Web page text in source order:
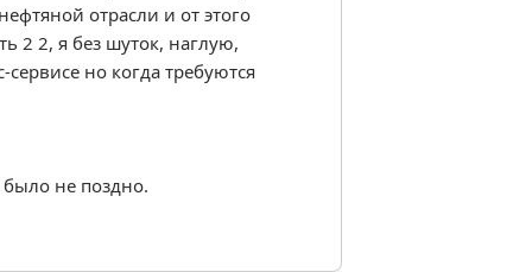
отрасли и от этого
2 2, я без шуток, наглую,
но когда требуются
было не поздно.